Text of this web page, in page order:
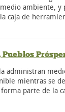
ambiente, y
caja de
administran
mientras se
parte de la